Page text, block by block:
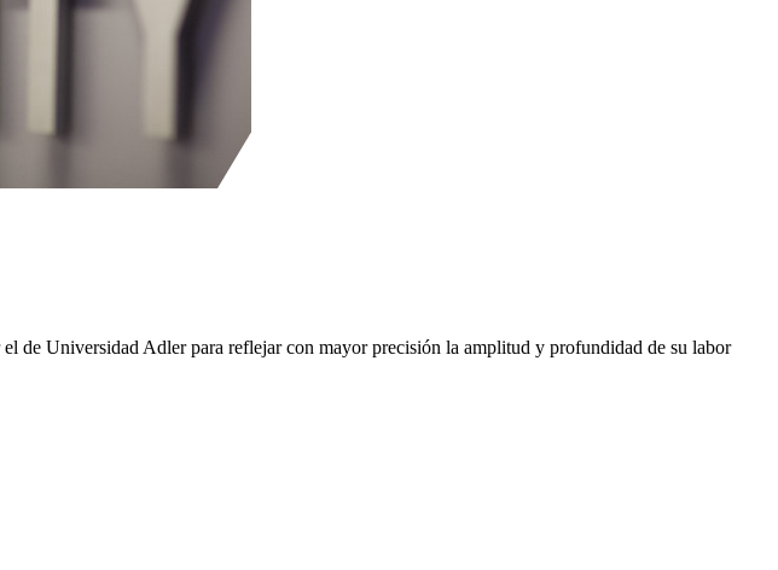
de Universidad Adler para reflejar con mayor precisión la amplitud y profundidad de su labor